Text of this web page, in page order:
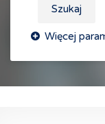
Szukaj